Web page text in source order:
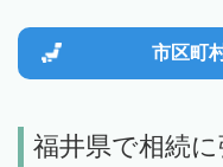
市区町
福井県で相続